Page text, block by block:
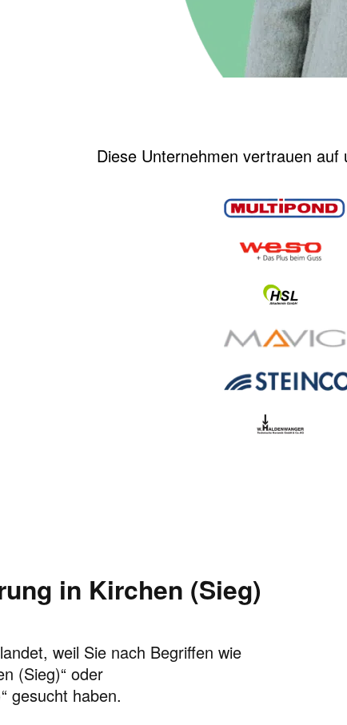
Diese Unternehmen vertrauen auf
in Kirchen (Sieg)
weil Sie nach Begriffen wie
(Sieg)“ oder
gesucht haben.